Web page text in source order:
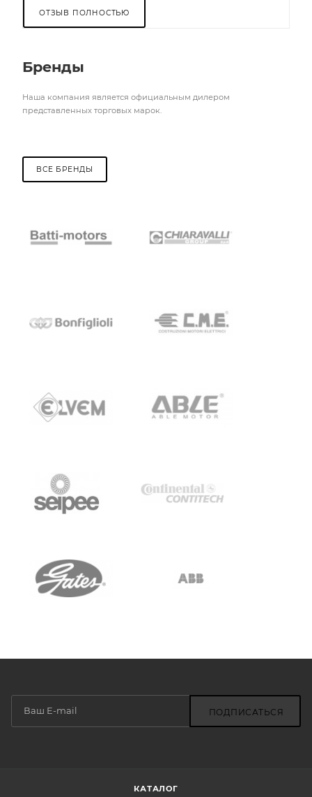
ОТЗЫВ ПОЛНОСТЬЮ
Бренды
Наша компания является официальным дилером
представленных торговых марок.
ВСЕ БРЕНДЫ
ПОДПИСАТЬСЯ
КАТАЛОГ